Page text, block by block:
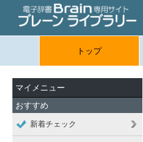
トップ
マイメニュー
おすすめ
新着チェック